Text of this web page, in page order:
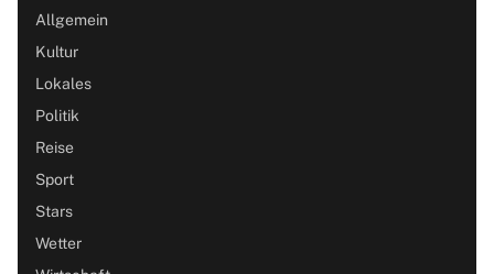
Allgemein
Kultur
Lokales
Politik
Reise
Sport
Stars
Wetter